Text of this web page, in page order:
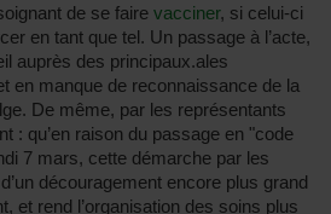
de se faire vacciner, si celui-ci
en tant que tel. Un passage à l’acte,
auprès des principaux.ales
en manque de reconnaissance de la
De même, par les représentants
: qu’en raison du passage en "code
7 mars, cette démarche par les
découragement encore plus grand
et rend l’organisation des soins plus